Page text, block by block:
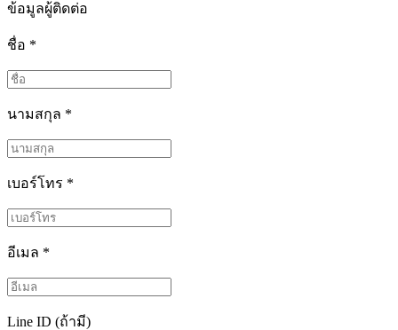
ข้อมูลผู้ติดต่อ
ชื่อ *
นามสกุล *
เบอร์โทร *
อีเมล *
Line ID (ถ้ามี)